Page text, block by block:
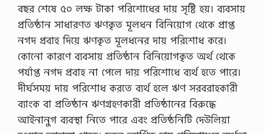
য়
রি
র
বছর শেষে ৫০ লক্ষ টাকা পরিশোধের দায় সৃষ্টি হয়। ব্যবসায়
প্রতিষ্ঠান সাধারণত ঋণকৃত মূলধন বিনিয়োগ থেকে প্রাপ্ত
নগদ প্রবাহ দিয়ে ঋণকৃত মূলধনের দায় পরিশোধ করে।
কোনো কারণে ব্যবসায় প্রতিষ্ঠান বিনিয়োগকৃত অর্থ থেকে
পর্যাপ্ত নগদ প্রবাহ না পেলে দায় পরিশোধে ব্যর্থ হতে পারে।
দীর্ঘসময় দায় পরিশোধ করতে ব্যর্থ হলে ঋণ সরবরাহকারী
ব্যাংক বা প্রতিষ্ঠান ঋণগ্রহণকারী প্রতিষ্ঠানের বিরুদ্ধে
আইনানুগ ব্যবস্থা নিতে পারে এবং প্রতিষ্ঠনিটি দেউলিয়া